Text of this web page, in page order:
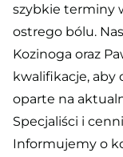
szybkie terminy
ostrego bólu.
Kozinoga oraz
kwalifikacje,
oparte na
Specjaliści i
Informujemy o